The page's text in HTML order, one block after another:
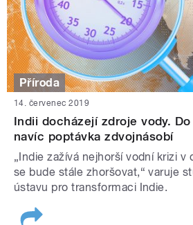
Příroda
14. červenec 2019
Indii docházejí zdroje vody.
navíc poptávka zdvojnásobí
„Indie zažívá nejhorší vodní krizi v
se bude stále zhoršovat,“ varuje
ústavu pro transformaci Indie.